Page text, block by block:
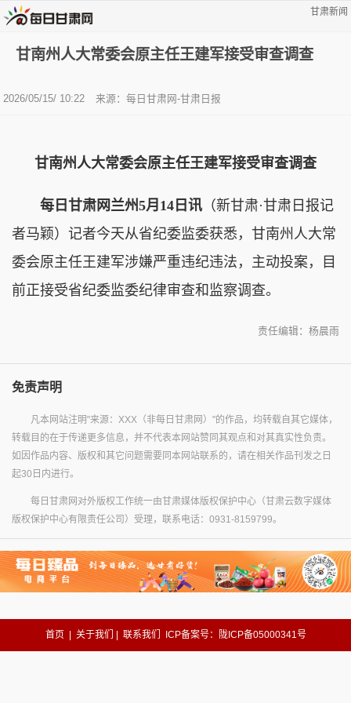
甘肃新闻
甘南州人大常委会原主任王建军接受审查调查
2026/05/15/ 10:22 来源：每日甘肃网-甘肃日报
甘南州人大常委会原主任王建军接受审查调查
每日甘肃网兰州5月14日讯 （新甘肃·甘肃日报记
者马颖）记者今天从省纪委监委获悉，甘南州人大常
委会原主任王建军涉嫌严重违纪违法，主动投案，目
前正接受省纪委监委纪律审查和监察调查。
责任编辑：杨晨雨
免责声明
凡本网站注明"来源：XXX（非每日甘肃网）"的作品，均转载自其它媒体，
转载目的在于传递更多信息，并不代表本网站赞同其观点和对其真实性负责。
如因作品内容、版权和其它问题需要同本网站联系的，请在相关作品刊发之日
起30日内进行。
每日甘肃网对外版权工作统一由甘肃媒体版权保护中心（甘肃云数字媒体
版权保护中心有限责任公司）受理，联系电话：0931-8159799。
首页 关于我们 联系我们 ICP备案号：陇ICP备05000341号